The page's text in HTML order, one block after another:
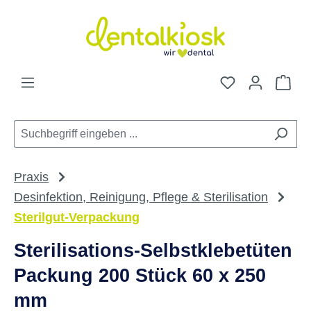
Zum Hauptinhalt springen
Du hast 0
Praxis
Desinfektion, Reinigung, Pflege & Sterilisation
Sterilgut-Verpackung
Sterilisations-Selbstklebetüten
Packung 200 Stück 60 x 250
mm